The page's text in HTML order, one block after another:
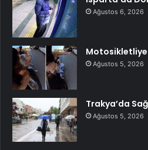
Ağustos 6, 2026
Motosikletliye
Ağustos 5, 2026
Trakya’da
Ağustos 5, 2026